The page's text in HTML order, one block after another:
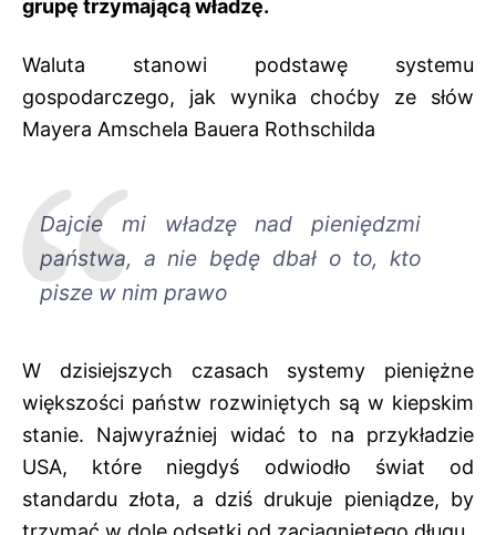
grupę trzymającą władzę.
Waluta stanowi podstawę systemu
gospodarczego, jak wynika choćby ze słów
Mayera Amschela Bauera Rothschilda
Dajcie mi władzę nad pieniędzmi
państwa, a nie będę dbał o to, kto
pisze w nim prawo
W dzisiejszych czasach systemy pieniężne
większości państw rozwiniętych są w kiepskim
stanie. Najwyraźniej widać to na przykładzie
USA, które niegdyś odwiodło świat od
standardu złota, a dziś drukuje pieniądze, by